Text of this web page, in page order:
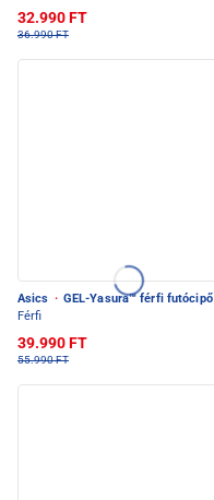
32.990 FT
36.990 FT
Asics · GEL-Yasura™ férfi futócipő
Férfi
39.990 FT
55.990 FT